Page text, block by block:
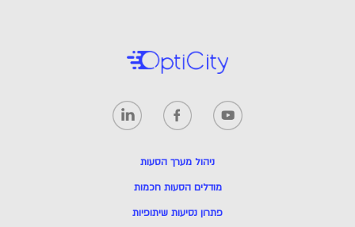
ניהול מערך הסעות
מודלים הסעות חכמות
פתרון נסיעות שיתופיות